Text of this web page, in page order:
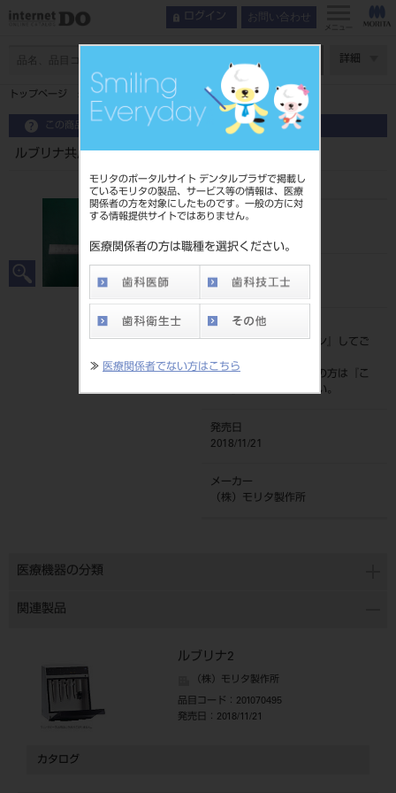
モリタのポータルサイト デンタルプラザで掲載し
ているモリタの製品、サービス等の情報は、医療
関係者の方を対象にしたものです。一般の方に対
する情報提供サイトではありません。
医療関係者の方は職種を選択ください。
≫ 医療関係者でない方はこちら
ログイン お問い合わせ
メニュー
詳細
トップページ ルブリナ共用 LSカップリング
この商品に関するお問い合わせ
ルブリナ共用 LSカップリング
品目コード
4548213393916
標準価格
価格の確認は『ログイン
』してご
ネット会員登録がまだの方は『
こ
ちら』より登録ください。
発売日
2018/11/21
メーカー
（株）モリタ製作所
医療機器の分類
関連製品
ルブリナ2
（株）モリタ製作所
品目コード ：201070495
発売日
：2018/11/21
カタログ